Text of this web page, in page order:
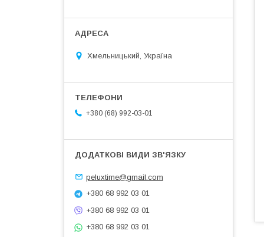
Хмельницький, Україна
+380 (68) 992-03-01
peluxtime@gmail.com
+380 68 992 03 01
+380 68 992 03 01
+380 68 992 03 01